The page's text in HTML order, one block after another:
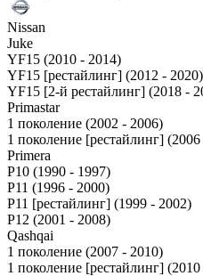
Nissan
Juke
YF15 (2010 - 2014)
YF15 [рестайлинг] (2012 - 2020)
YF15 [2-й рестайлинг] (2018 -
Primastar
1 поколение (2002 - 2006)
1 поколение [рестайлинг]
Primera
P10 (1990 - 1997)
P11 (1996 - 2000)
P11 [рестайлинг] (1999 - 2002)
P12 (2001 - 2008)
Qashqai
1 поколение (2007 - 2010)
1 поколение [рестайлинг]